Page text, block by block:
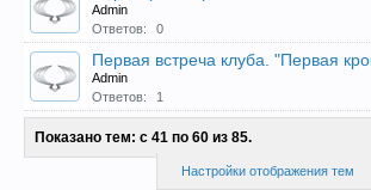
Admin
Ответов:
0
Первая встреча клуба. "Первая
Admin
Ответов:
1
Показано тем: с 41 по 60 из 85.
Настройки отображения тем